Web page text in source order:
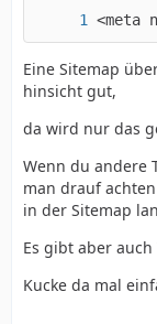
<meta
Eine Sitemap
hinsicht gut,
da wird nur das
Wenn du andere
man drauf
in der Sitemap
Es gibt aber
Kucke da mal